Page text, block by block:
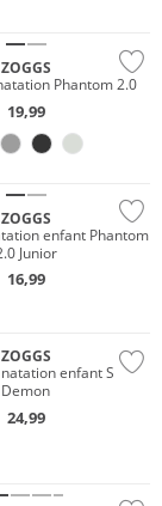
ZOGGS
Phantom 2.0
19,99
ZOGGS
enfant Phantom
Junior
16,99
ZOGGS
enfant Sea
Demon
24,99